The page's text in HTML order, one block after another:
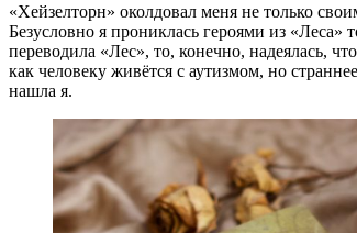
«Хейзелторн» околдовал меня не только
Безусловно я прониклась героями из «Леса»
переводила «Лес», то, конечно, надеялась,
как человеку живётся с аутизмом, но
нашла я.